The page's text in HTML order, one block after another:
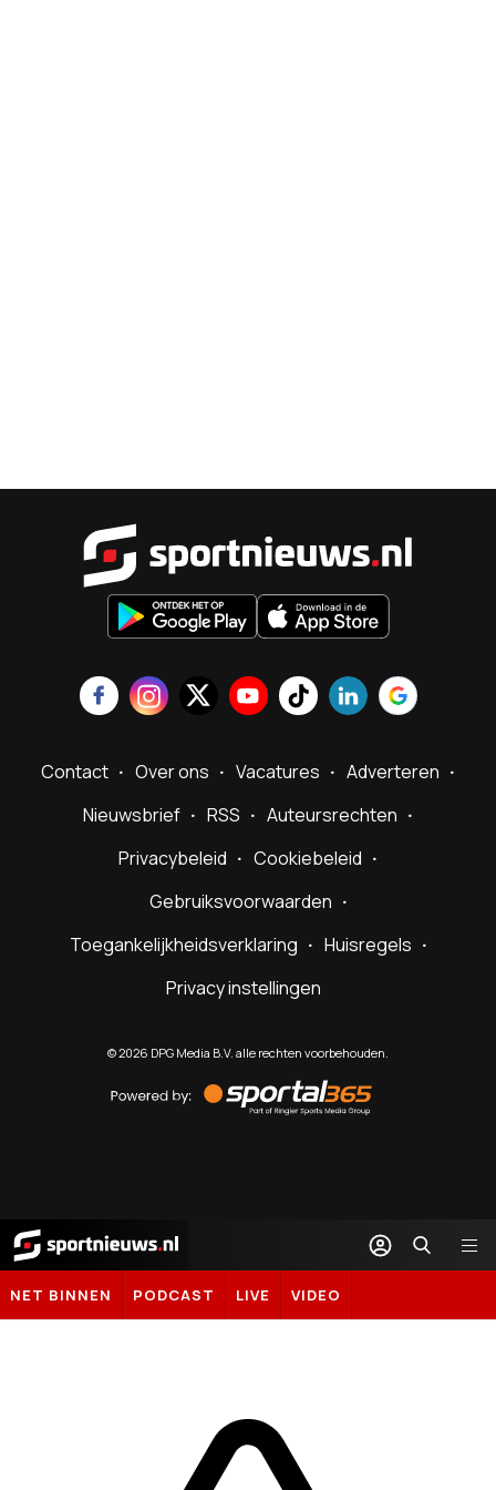
Contact Over ons Vacatures
Adverteren
Nieuwsbrief
RSS
Auteursrechten
Privacybeleid
Cookiebeleid
Gebruiksvoorwaarden
Toegankelijkheidsverklaring
Huisregels
Privacy instellingen
©2026 DPG Media B.V. alle rechten voorbehouden.
by
Sportal365
Sportnieuws.nl
NET BINNEN PODCAST LIVE VIDEO